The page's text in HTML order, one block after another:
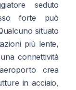
seduto
forte può
situato
più lente,
connettività
crea
in acciaio,